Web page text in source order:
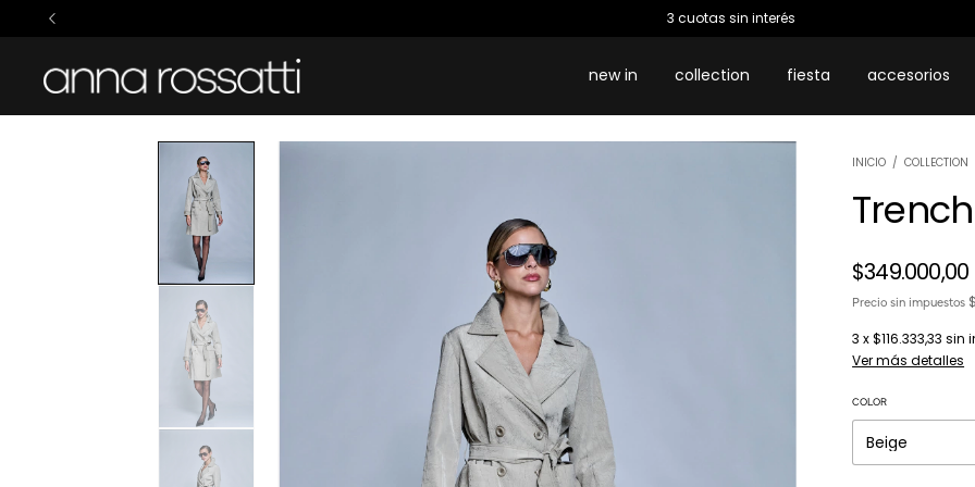
new in collection fiesta accesorios
INICIO / COLLECTION
$349.000,00
Precio sin impuestos
3 x$116.333,33 sin
Ver más detalles
COLOR